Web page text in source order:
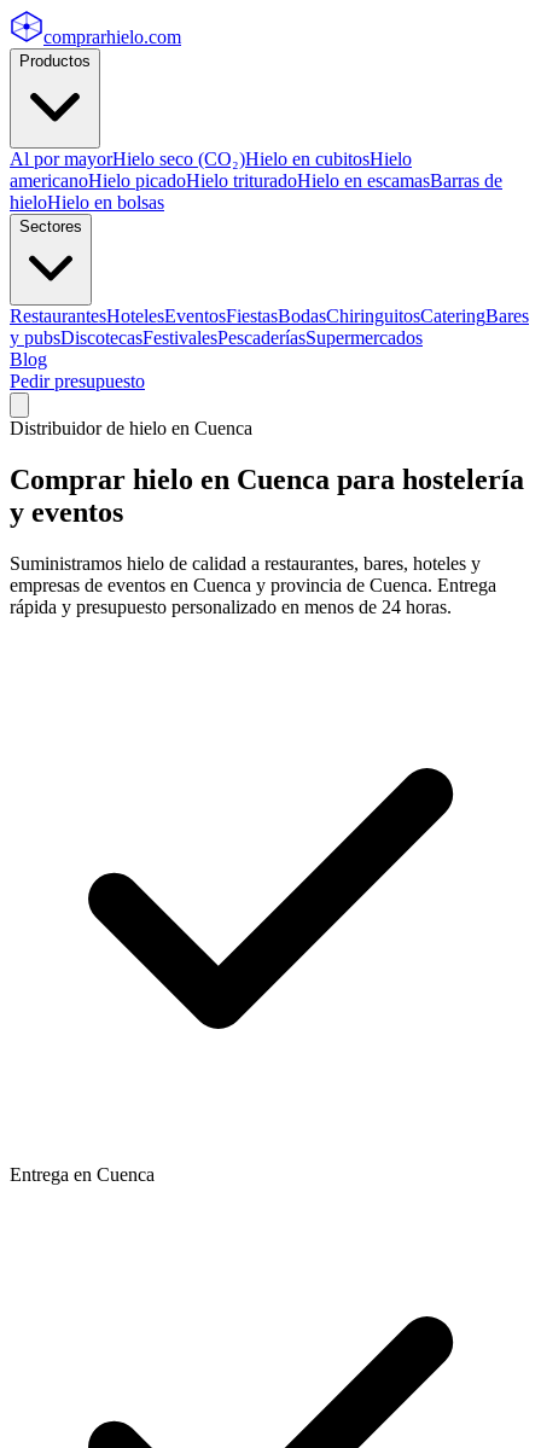
comprarhielo.com
Productos
Al por mayorHielo seco (CO₂)Hielo en cubitosHielo
americanoHielo picadoHielo trituradoHielo en escamasBarras de
hieloHielo en bolsas
Sectores
RestaurantesHotelesEventosFiestasBodasChiringuitosCateringBares
y pubsDiscotecasFestivalesPescaderíasSupermercados
Blog
Pedir presupuesto
Distribuidor de hielo en Cuenca
Comprar hielo en Cuenca para hostelería
y eventos
Suministramos hielo de calidad a restaurantes, bares, hoteles y
empresas de eventos en Cuenca y provincia de Cuenca. Entrega
rápida y presupuesto personalizado en menos de 24 horas.
Entrega en Cuenca